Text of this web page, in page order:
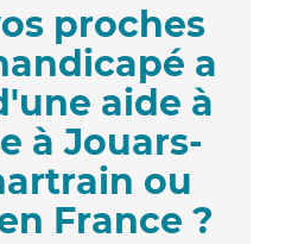
proches
a
aide à
à Jouars-
ou
France ?